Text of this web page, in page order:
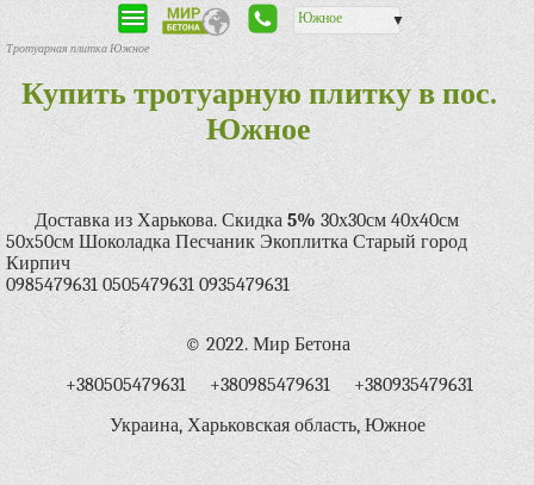
Южное ▼
Тротуарная плитка Южное
Купить тротуарную плитку в пос.
Южное
Доставка из Харькова. Скидка 5% 30х30см 40х40см
50х50см Шоколадка Песчаник Экоплитка Старый город
Кирпич
0985479631 0505479631 0935479631
© 2022. Мир Бетона
+380505479631 +380985479631 +380935479631
Украина, Харьковская область, Южное